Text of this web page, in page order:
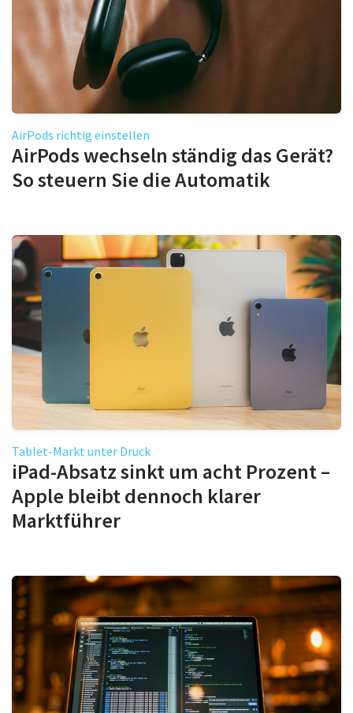
AirPods richtig einstellen
AirPods wechseln ständig das Gerät?
So steuern Sie die Automatik
Tablet-Markt unter Druck
iPad-Absatz sinkt um acht Prozent –
Apple bleibt dennoch klarer
Marktführer